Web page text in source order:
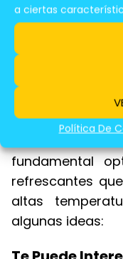
a ciertas
Política De
Recetas
Calor En
fundamental
refrescantes
altas
algunas ideas: